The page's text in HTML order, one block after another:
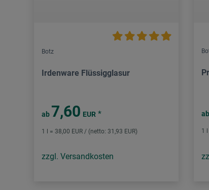
Botz
Irdenware Flüssigglasur
ab 7,60 EUR *
1 l = 38,00 EUR / (netto: 31,93 EUR)
zzgl. Versandkosten
ab
1